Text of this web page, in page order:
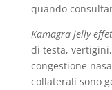
quando
Kamagra jelly
di testa,
congestione
collaterali sono